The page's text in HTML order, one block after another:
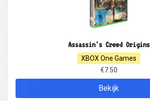
Assassin's Creed Origins
XBOX One Games
€7.50
Bekijk